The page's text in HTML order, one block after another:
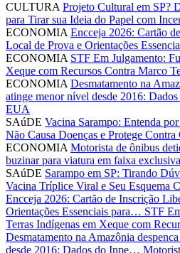
CULTURA Projeto Cultural em SP?
para Tirar sua Ideia do Papel com
ECONOMIA Encceja 2026: Cartão
Local de Prova e Orientações
ECONOMIA STF Em Julgamento:
Xeque com Recursos Contra Marco
ECONOMIA Desmatamento na
atinge menor nível desde 2016:
EUA
SAúDE Vacina Sarampo: Entenda
Não Causa Doenças e Protege
ECONOMIA Motorista de ônibus
buzinar para viatura em faixa
SAúDE Sarampo em SP: Tirando
Vacina Tríplice Viral e Seu Esquema
Encceja 2026: Cartão de Inscrição
Orientações Essenciais para… STF
Terras Indígenas em Xeque com
Desmatamento na Amazônia
desde 2016: Dados do Inpe…